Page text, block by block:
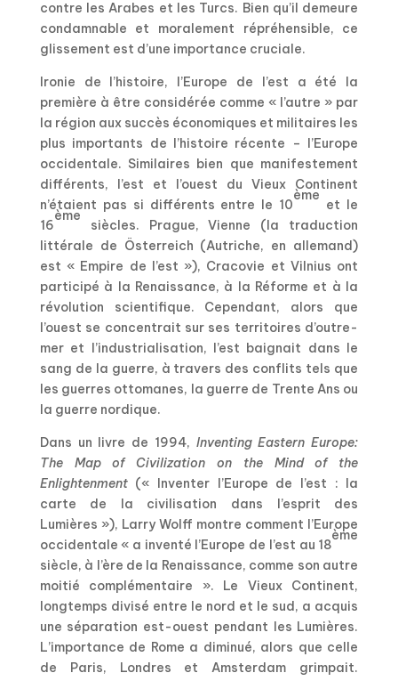
contre les Arabes et les Turcs. Bien qu’il demeure
condamnable et moralement répréhensible, ce
glissement est d’une importance cruciale.
Ironie de l’histoire, l’Europe de l’est a été la
première à être considérée comme « l’autre » par
la région aux succès économiques et militaires les
plus importants de l’histoire récente – l’Europe
occidentale. Similaires bien que manifestement
différents, l’est et l’ouest du Vieux Continent
n’étaient pas si différents entre le 10
ème
et le
16
ème
siècles. Prague, Vienne (la traduction
littérale de Österreich (Autriche, en allemand)
est « Empire de l’est »), Cracovie et Vilnius ont
participé à la Renaissance, à la Réforme et à la
révolution scientifique. Cependant, alors que
l’ouest se concentrait sur ses territoires d’outre-
mer et l’industrialisation, l’est baignait dans le
sang de la guerre, à travers des conflits tels que
les guerres ottomanes, la guerre de Trente Ans ou
la guerre nordique.
Dans un livre de 1994, Inventing Eastern Europe:
The Map of Civilization on the Mind of the
Enlightenment(« Inventer l’Europe de l’est : la
carte de la civilisation dans l’esprit des
Lumières »), Larry Wolff montre comment l’Europe
occidentale « a inventé l’Europe de l’est au 18
ème
siècle, à l’ère de la Renaissance, comme son autre
moitié complémentaire ». Le Vieux Continent,
longtemps divisé entre le nord et le sud, a acquis
une séparation est-ouest pendant les Lumières.
L’importance de Rome a diminué, alors que celle
de Paris, Londres et Amsterdam grimpait.